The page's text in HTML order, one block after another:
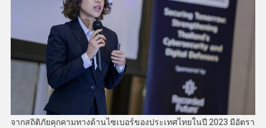
จากสถิติภัยคุกคามทางด้านไซเบอร์ของประเทศไทยในปี 2023 มีอัตรา